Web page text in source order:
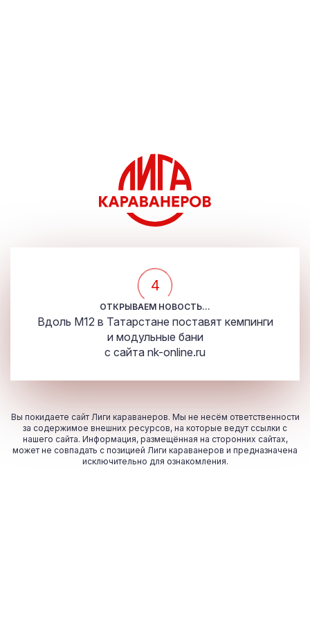
4
ОТКРЫВАЕМ НОВОСТЬ...
Вдоль М12в Татарстане поставят кемпинги
и модульные бани
с сайта nk-online.ru
Вы покидаете сайт Лиги караванеров. Мы не несём ответственности
за содержимое внешних ресурсов, на которые ведут ссылки с
нашего сайта. Информация, размещённая на сторонних сайтах,
может не совпадать с позицией Лиги караванеров и предназначена
исключительно для ознакомления.